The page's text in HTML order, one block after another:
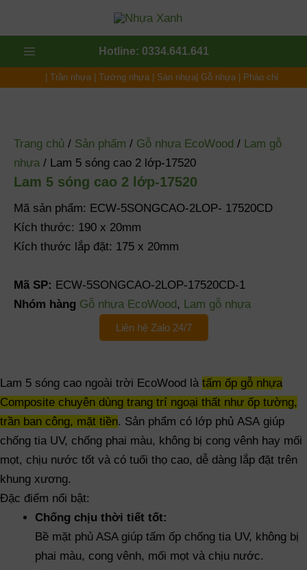
dung
Main
Menu
Hotline: 0334.641.641
Trần nhựa Tường nhựa Sàn nhựa Gỗ nhựa Phào chỉ
Trang chủ / Sản phẩm / Gỗ nhựa EcoWood / Lam gỗ
nhựa/ Lam 5 sóng cao 2 lớp-17520
Lam 5 sóng cao 2 lớp-17520
Mã sản phẩm: ECW-5SONGCAO-2LOP- 17520CD
Kích thước: 190 x 20mm
Kích thước lắp đặt: 175 x 20mm
Mã SP: ECW-5SONGCAO-2LOP-17520CD-1
Nhóm hàng Gỗ nhựa EcoWood, Lam gỗ nhựa
Liên hệ Zalo 24/7
Lam 5 sóng cao ngoài trời EcoWood là tấm ốp gỗ nhựa
Composite chuyên dùng trang trí ngoại thất như ốp tường,
trần ban công, mặt tiền. Sản phẩm có lớp phủ ASA giúp
chống tia UV, chống phai màu, không bị cong vênh hay mối
mọt, chịu nước tốt và có tuổi thọ cao, dễ dàng lắp đặt trên
khung xương.
Đặc điểm nổi bật:
Chống chịu thời tiết tốt:
Bề mặt phủ ASA giúp tấm ốp chống tia UV, không bị
phai màu, cong vênh, mối mọt và chịu nước.